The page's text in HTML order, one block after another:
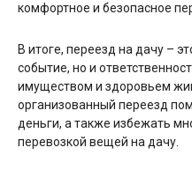
комфортное и безопасное
В итоге, переезд на дачу –
событие, но и
имуществом и здоровьем
организованный переезд
деньги, а также избежать
перевозкой вещей на дачу.